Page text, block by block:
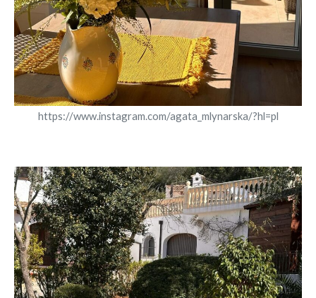
https://www.instagram.com/agata_mlynarska/?hl=pl